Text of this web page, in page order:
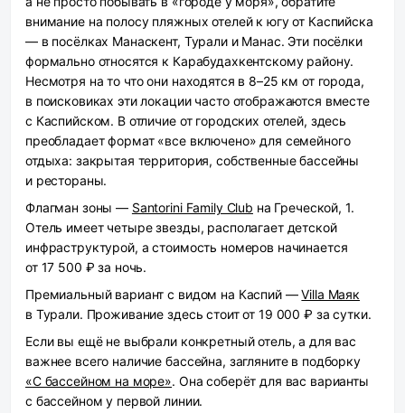
внимание на полосу пляжных отелей к югу от Каспийска
— в посёлках Манаскент, Турали и Манас. Эти посёлки
формально относятся к Карабудахкентскому району.
Несмотря на то что они находятся в 8–25 км от города,
в поисковиках эти локации часто отображаются вместе
с Каспийском. В отличие от городских отелей, здесь
преобладает формат «все включено» для семейного
отдыха: закрытая территория, собственные бассейны
и рестораны.
Флагман зоны — Santorini Family Club на Греческой, 1.
Отель имеет четыре звезды, располагает детской
инфраструктурой, а стоимость номеров начинается
от 17 500 ₽ за ночь.
Премиальный вариант с видом на Каспий —Villa Маяк
в Турали. Проживание здесь стоит от 19 000 ₽ за сутки.
Если вы ещё не выбрали конкретный отель, а для вас
важнее всего наличие бассейна, загляните в подборку
«С бассейном на море». Она соберёт для вас варианты
с бассейном у первой линии.